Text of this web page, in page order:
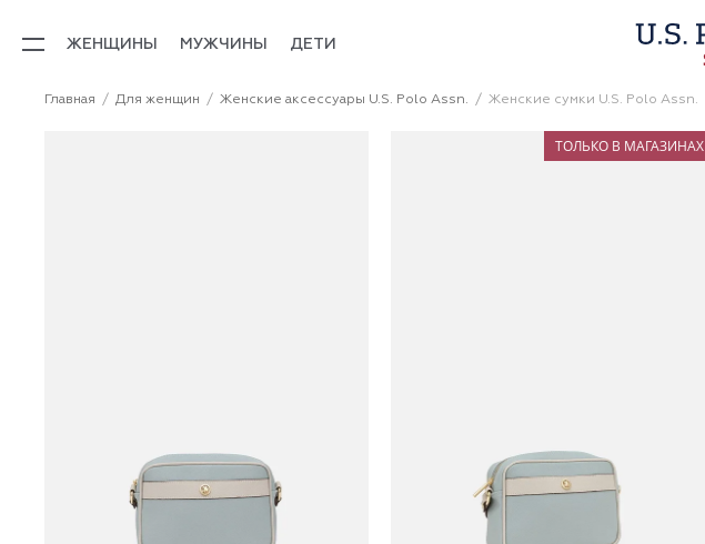
ЖЕНЩИНЫ МУЖЧИНЫ ДЕТИ
Главная Для женщин Женские аксессуары U.S. Polo Assn. Женские сумки U.S. Polo Assn.
ТОЛЬКО В МАГАЗИНАХ